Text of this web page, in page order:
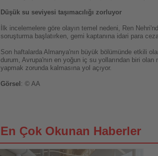
Düşük su seviyesi taşımacılığı zorluyor
İlk incelemelere göre olayın temel nedeni, Ren
soruşturma başlatırken, gemi kaptanına idari para
Son haftalarda Almanya'nın büyük bölümünde etkili
durum, Avrupa'nın en yoğun iç su yollarından biri
yapmak zorunda kalmasına yol açıyor.
Görsel : © AA
En Çok Okunan Haberler